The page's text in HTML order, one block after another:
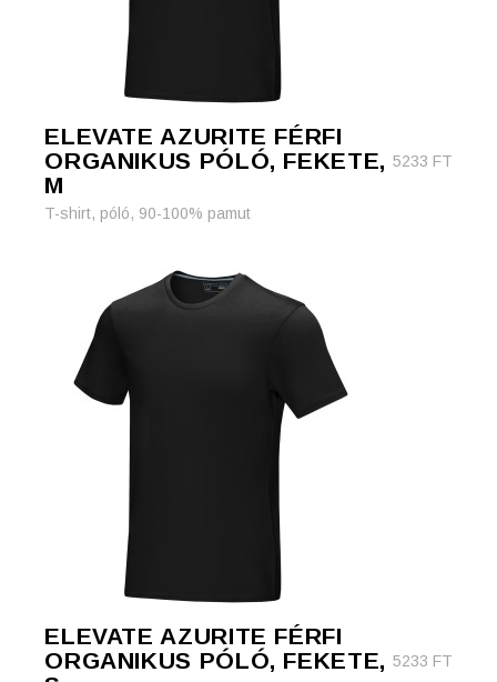
ELEVATE AZURITE FÉRFI
ORGANIKUS PÓLÓ, FEKETE,
M
5233 FT
T-shirt, póló, 90-100% pamut
ELEVATE AZURITE FÉRFI
ORGANIKUS PÓLÓ, FEKETE, 5233 FT